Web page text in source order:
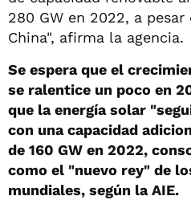
280 GW en 2022, a
China", afirma la agencia.
Se espera que el
se ralentice un poco en
que la energía solar
con una capacidad
de 160 GW en 2022,
como el "nuevo rey" de
mundiales, según la AIE.